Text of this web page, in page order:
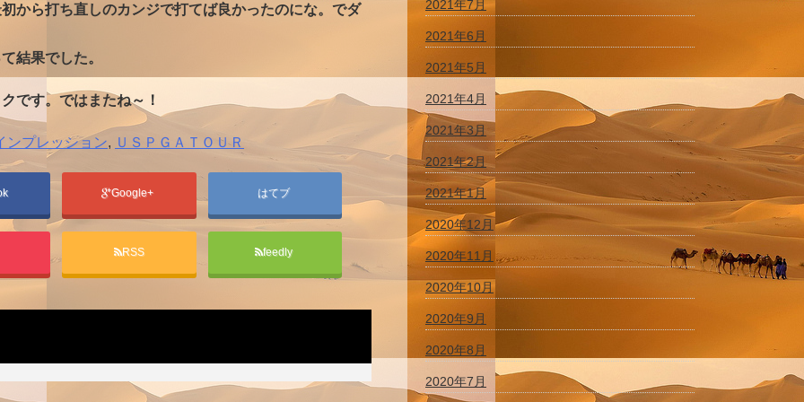
から打ち直しのカンジで打てば良かったのにな。でダ
結果でした。
です。ではまたね～！
プレッション, ＵＳＰＧＡＴＯＵＲ
Google+ はてブ
RSS feedly
2021年7月
2021年6月
2021年5月
2021年4月
2021年3月
2021年2月
2021年1月
2020年12月
2020年11月
2020年10月
2020年9月
2020年8月
2020年7月